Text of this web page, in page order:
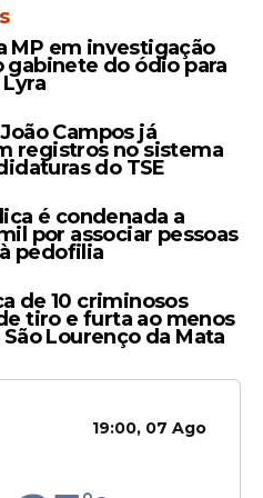
paga lote da malha
Imposto de Renda
feira (30)
MP em investigação
gabinete do ódio para
Campos já
registros no sistema
do TSE
é condenada a
por associar pessoas
pedofilia
de 10 criminosos
tiro e furta ao menos
Lourenço da Mata
19:00, 07 Ago